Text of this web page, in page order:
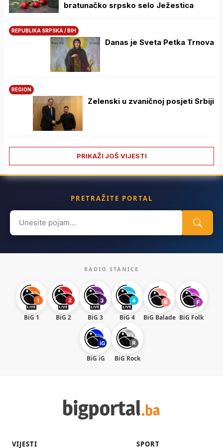
bratunačko srpsko selo Јežestica
REPUBLIKA SRPSKA / BIH
Danas je Sveta Petka Trnova
REGION
Zelenski u zvaničnoj posjeti Srbiji
PRIKAŽI JOŠ VIJESTI
PRETRAŽITE PORTAL
Search
for:
RADIO STANICE
BiG 1 BiG 2 BiG 3 BiG 4 BiG Balade BiG Folk
BiG iG BiG Rock
VIJESTI SPORT